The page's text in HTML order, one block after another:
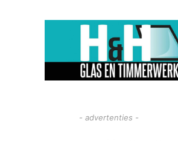
- advertenties -